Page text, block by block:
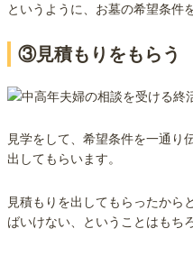
というように、お墓の希望条件
③見積もりをもらう
見学をして、希望条件を一通り
出してもらいます。
見積もりを出してもらったから
ばいけない、ということはもち